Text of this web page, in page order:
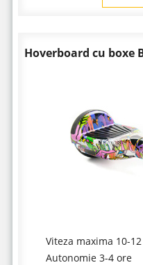
Hoverboard cu boxe
Viteza maxima 10-
Autonomie 3-4 ore